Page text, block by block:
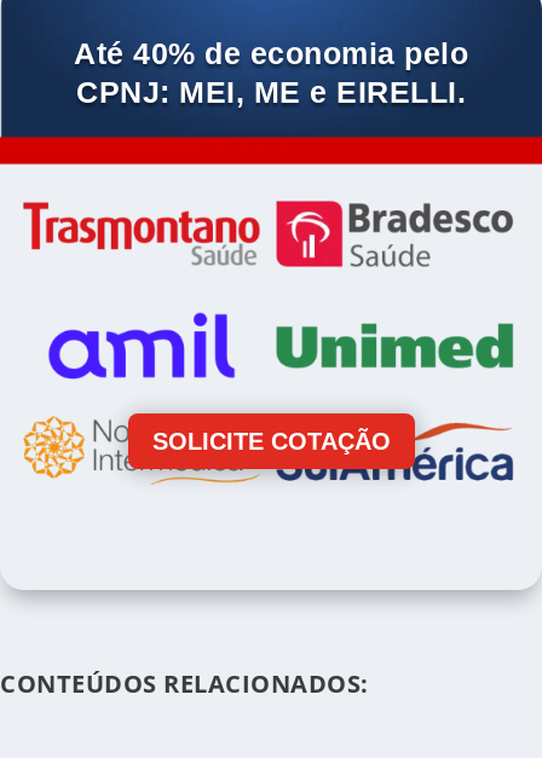
Até 40% de economia pelo
CPNJ: MEI, ME e EIRELLI.
SOLICITE COTAÇÃO
CONTEÚDOS RELACIONADOS: